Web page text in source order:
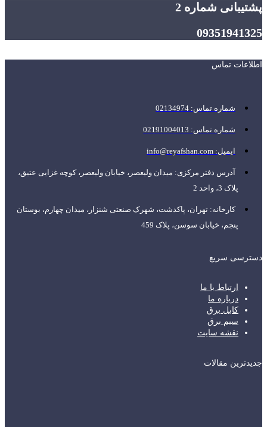
پشتیبانی شماره 2
09351941325
اطلاعات تماس
شماره تماس: 02134974
شماره تماس: 02191004013
ایمیل: info@reyafshan.com
آدرس دفتر مرکزی: میدان ولیعصر، خیابان ولیعصر، کوچه غزایی عتیق،
پلاک 3، واحد 2
کارخانه: تهران، پاکدشت، شهرک صنعتی شنزار، میدان چهارم، بوستان
پنجم، خیابان سوسن، پلاک 459
دسترسی سریع
ارتباط با ما
درباره ما
کابل برق
سیم برق
نقشه سایت
جدیدترین مقالات